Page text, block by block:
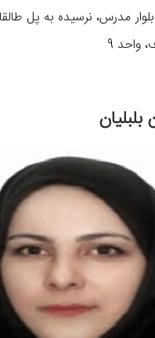
مدرس، نرسیده به پل
9